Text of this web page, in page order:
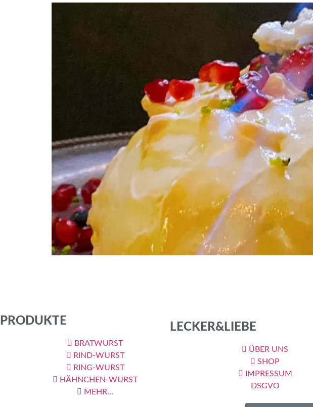
PRODUKTE
BRATWURST
RIND-WURST
RING-WURST
HÄHNCHEN-WURST
MEHR...
LECKER&LIEBE
ÜBER UNS
SHOP
IMPRESSUM
DSGVO